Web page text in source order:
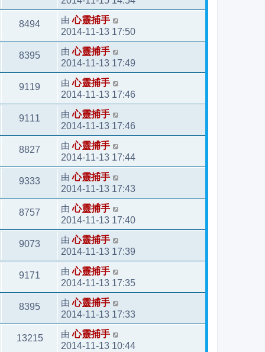
8494 由心靈捕手
2014-11-13 17:50
8395 由心靈捕手
2014-11-13 17:49
9119 由心靈捕手
2014-11-13 17:46
9111 由心靈捕手
2014-11-13 17:46
8827 由心靈捕手
2014-11-13 17:44
9333 由心靈捕手
2014-11-13 17:43
8757 由心靈捕手
2014-11-13 17:40
9073 由心靈捕手
2014-11-13 17:39
9171 由心靈捕手
2014-11-13 17:35
8395 由心靈捕手
2014-11-13 17:33
13215 由心靈捕手
2014-11-13 10:44